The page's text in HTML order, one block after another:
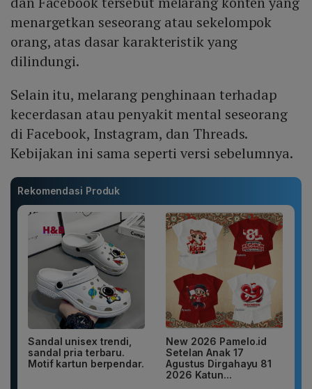
menargetkan seseorang atau sekelompok
orang, atas dasar karakteristik yang
dilindungi.
Selain itu, melarang penghinaan terhadap
kecerdasan atau penyakit mental seseorang
di Facebook, Instagram, dan Threads.
Kebijakan ini sama seperti versi sebelumnya.
Rekomendasi Produk
Sandal unisex trendi,
sandal pria terbaru.
Motif kartun berpendar.
New 2026 Pamelo.id
Setelan Anak 17
Agustus Dirgahayu 81
2026 Katun...